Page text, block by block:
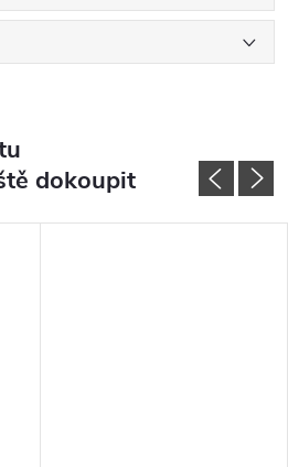
dokoupit